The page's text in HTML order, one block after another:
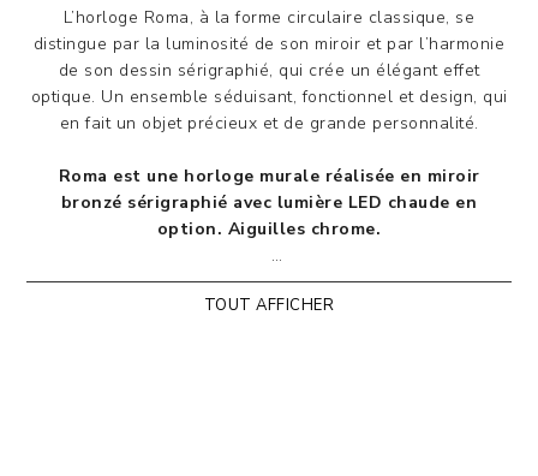
L’horloge Roma, à la forme circulaire classique, se
distingue par la luminosité de son miroir et par l’harmonie
de son dessin sérigraphié, qui crée un élégant effet
optique. Un ensemble séduisant, fonctionnel et design, qui
en fait un objet précieux et de grande personnalité.
Roma est une horloge murale réalisée en miroir
bronzé sérigraphié avec lumière LED chaude en
option. Aiguilles chrome.
Designed byRiflessi Lab
TOUT AFFICHER